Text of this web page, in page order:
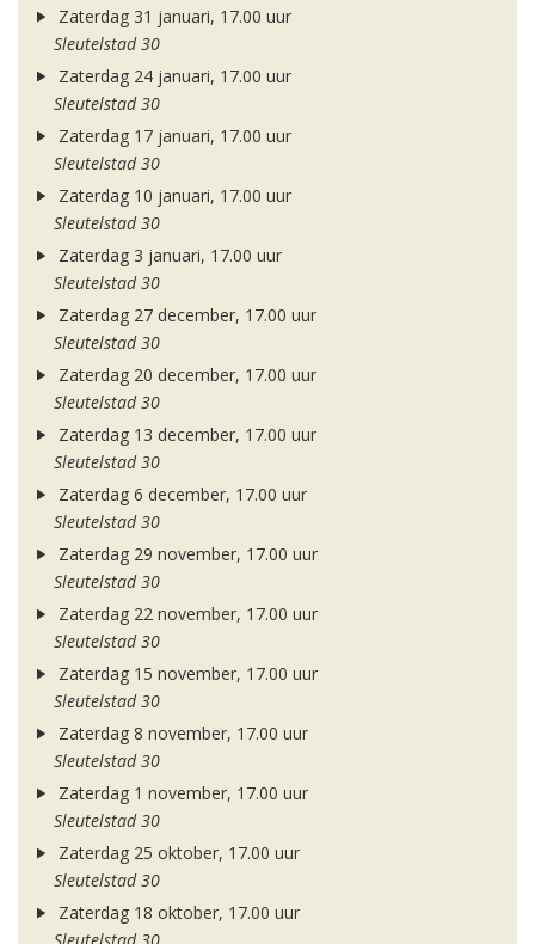
Zaterdag 31 januari, 17.00 uur
Sleutelstad 30
Zaterdag 24 januari, 17.00 uur
Sleutelstad 30
Zaterdag 17 januari, 17.00 uur
Sleutelstad 30
Zaterdag 10 januari, 17.00 uur
Sleutelstad 30
Zaterdag 3 januari, 17.00 uur
Sleutelstad 30
Zaterdag 27 december, 17.00 uur
Sleutelstad 30
Zaterdag 20 december, 17.00 uur
Sleutelstad 30
Zaterdag 13 december, 17.00 uur
Sleutelstad 30
Zaterdag 6 december, 17.00 uur
Sleutelstad 30
Zaterdag 29 november, 17.00 uur
Sleutelstad 30
Zaterdag 22 november, 17.00 uur
Sleutelstad 30
Zaterdag 15 november, 17.00 uur
Sleutelstad 30
Zaterdag 8 november, 17.00 uur
Sleutelstad 30
Zaterdag 1 november, 17.00 uur
Sleutelstad 30
Zaterdag 25 oktober, 17.00 uur
Sleutelstad 30
Zaterdag 18 oktober, 17.00 uur